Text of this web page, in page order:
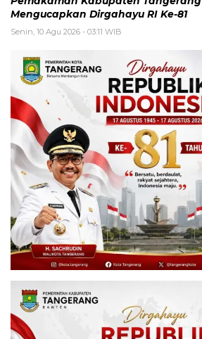
Mengucapkan Dirgahayu RI Ke-81
Senin, 10 Agu 2026 - 03:11 WIB